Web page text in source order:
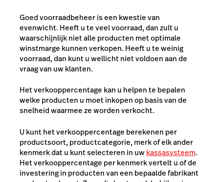
Goed voorraadbeheer is een kwestie van
evenwicht. Heeft u te veel voorraad, dan zult u
waarschijnlijk niet alle producten met optimale
winstmarge kunnen verkopen. Heeft u te weinig
voorraad, dan kunt u wellicht niet voldoen aan de
vraag van uw klanten.
Het verkooppercentage kan u helpen te bepalen
welke producten u moet inkopen op basis van de
snelheid waarmee ze worden verkocht.
U kunt het verkooppercentage berekenen per
productsoort, productcategorie, merk of elk ander
kenmerk dat u kunt selecteren in uwkassasysteem.
Het verkooppercentage per kenmerk vertelt u of de
investering in producten van een bepaalde fabrikant